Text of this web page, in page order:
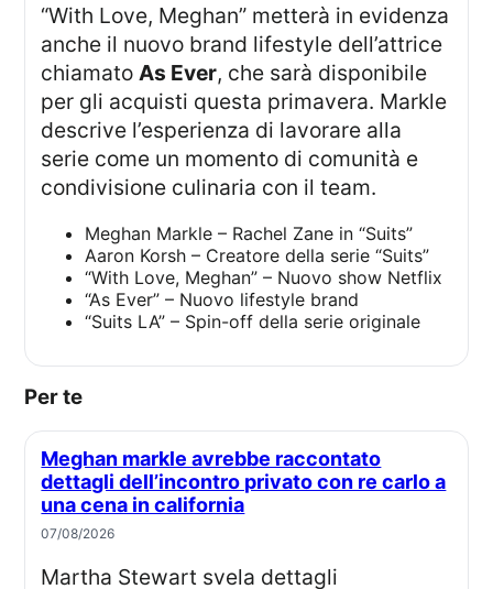
“With Love, Meghan” metterà in evidenza
anche il nuovo brand lifestyle dell’attrice
chiamato As Ever, che sarà disponibile
per gli acquisti questa primavera. Markle
descrive l’esperienza di lavorare alla
serie come un momento di comunità e
condivisione culinaria con il team.
Meghan Markle – Rachel Zane in “Suits”
Aaron Korsh – Creatore della serie “Suits”
“With Love, Meghan” – Nuovo show Netflix
“As Ever” – Nuovo lifestyle brand
“Suits LA” – Spin-off della serie originale
Per te
Meghan markle avrebbe raccontato
dettagli dell’incontro privato con re carlo a
una cena in california
07/08/2026
Martha Stewart svela dettagli